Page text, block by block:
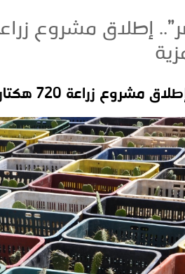
من الصبار المقاوم للحشرة القرمزية